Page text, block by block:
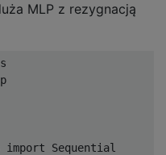
MLP z rezygnacją
import Sequential